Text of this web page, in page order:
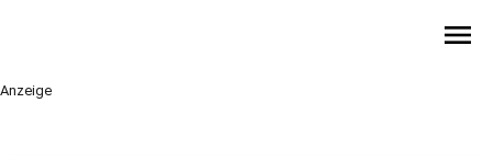
menu
Anzeige